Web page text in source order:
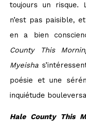
toujours un risque.
n’est pas paisible,
en a bien
County This
Myeisha
poésie et une
inquiétude
Hale County This